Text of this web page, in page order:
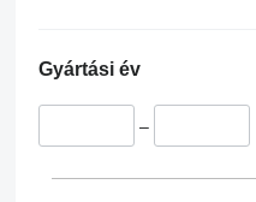
Gyártási év
–